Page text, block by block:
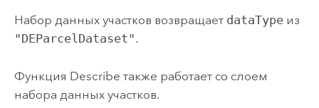
Набор данных участков возвращает dataTypeиз
"DEParcelDataset".
Функция Describe также работает со слоем
набора данных участков.